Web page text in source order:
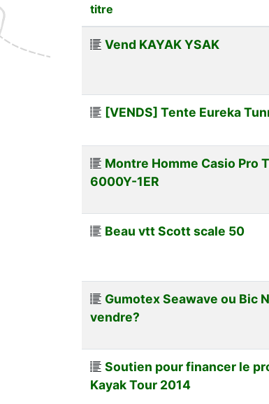
titre
Vend KAYAK YSAK
[VENDS] Tente Eureka
Montre Homme Casio Pro
6000Y-1ER
Beau vtt Scott scale 50
Gumotex Seawave ou Bic
vendre?
Soutien pour financer le
Kayak Tour 2014